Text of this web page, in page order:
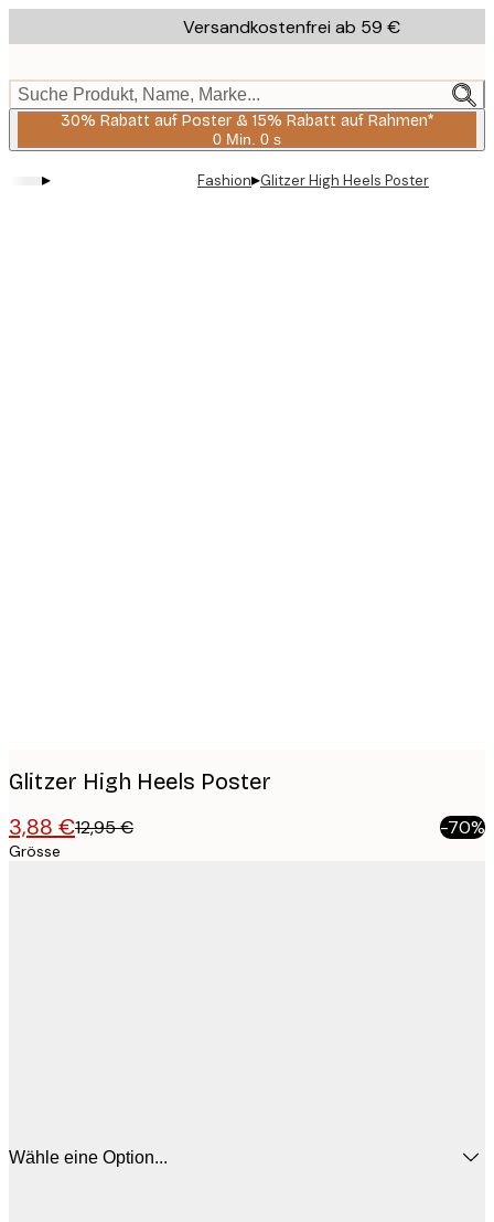
to
content.
Versandkostenfrei ab 59 €
Suche Produkt, Name, Marke...
30% Rabatt auf Poster & 15% Rabatt auf Rahmen*
0 Min. 0 s
Gültig
2026-
▸ Fashion▸Glitzer High Heels Poster
Glitzer High Heels Poster
3,88 €12,95 € -70%
Grösse
Wähle eine Option...